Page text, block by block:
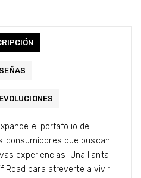
el portafolio de
consumidores que buscan
experiencias. Una llanta
Road para atreverte a vivir